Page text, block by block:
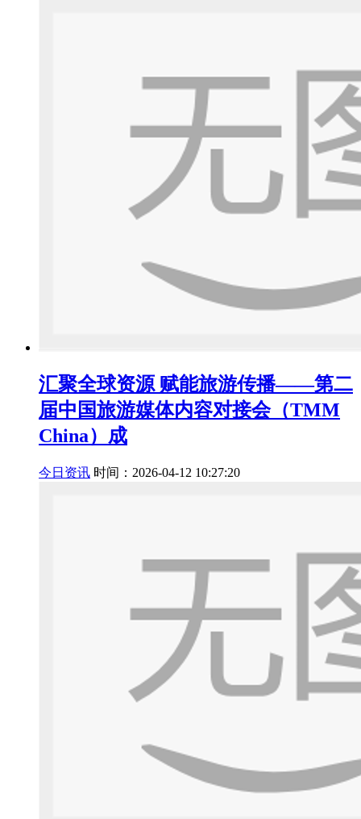
汇聚全球资源 赋能旅游传播——第二
届中国旅游媒体内容对接会（TMM
China）成
今日资讯 时间：2026-04-12 10:27:20